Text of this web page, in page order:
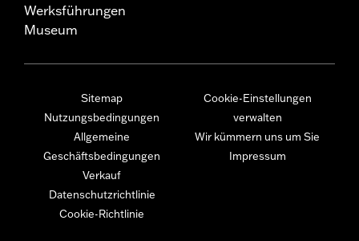
Werksführungen
Museum
Sitemap
Nutzungsbedingungen
Allgemeine
Geschäftsbedingungen
Verkauf
Datenschutzrichtlinie
Cookie-Richtlinie
Cookie-Einstellungen
verwalten
Wir kümmern uns um Sie
Impressum